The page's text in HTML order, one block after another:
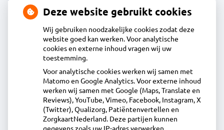
Apotheek Daalmeer
J.Naberstraat 43, 1827LB Alkmaar
072-5613434
info@apotheekdaalmeer.nl
Inschrijven
Deze website gebruikt cookies
Wij gebruiken noodzakelijke cookies zodat deze
website goed kan werken. Voor analytische
cookies en externe inhoud vragen wij uw
toestemming.
Voor analytische cookies werken wij samen met
Matomo en Google Analytics. Voor externe inhoud
werken wij samen met Google (Maps, Translate en
Reviews), YouTube, Vimeo, Facebook, Instagram, X
(Twitter), Qualizorg, Patiëntenvertellen en
ZorgkaartNederland. Deze partijen kunnen
gegevens zoals uw IP-adres verwerken.